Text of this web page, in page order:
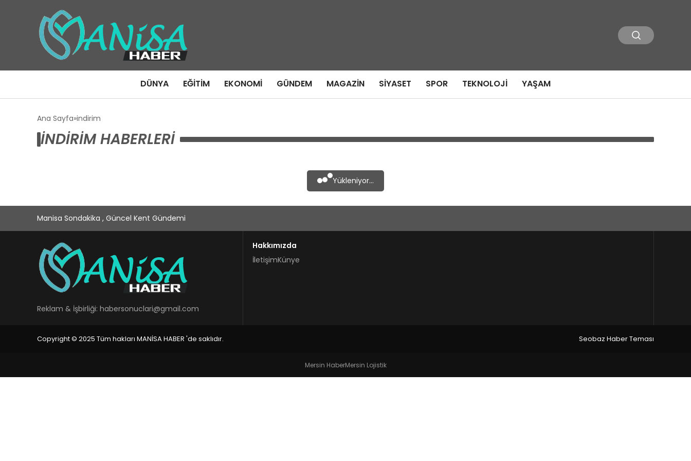
DÜNYA EĞITIM EKONOMI GÜNDEM MAGAZIN SIYASET SPOR TEKNOLOJI YAŞAM
Ana Sayfa indirim
INDIRIM HABERLERI
Yükleniyor...
Manisa Sondakika , Güncel Kent Gündemi
Reklam & İşbirliği: habersonuclari@gmail.com
Hakkımızda
İletişimKünye
Copyright © 2025 Tüm hakları MANİSA HABER 'de saklıdır. Seobaz Haber Teması
Mersin HaberMersin Lojistik